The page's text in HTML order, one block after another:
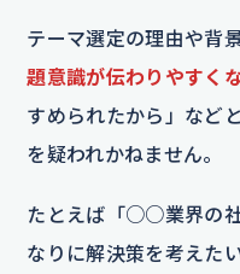
テーマ選定の理由や背
題意識が伝わりやすくな
すめられたから」など
を疑われかねません。
たとえば「○○業界の
なりに解決策を考えた